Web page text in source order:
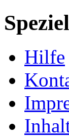
Hilfe